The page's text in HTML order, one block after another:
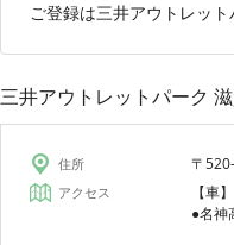
ご登録は三井アウトレット
三井アウトレットパーク
住所 〒
アクセス
【車】
●名神